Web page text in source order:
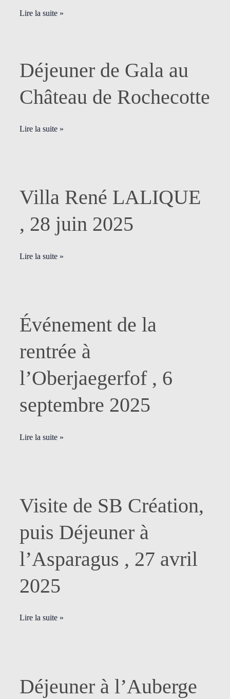
Lire la suite »
Déjeuner de Gala au
Château de Rochecotte
Déjeuner
de
Gala
au
de
Lire la suite »
Villa René LALIQUE
, 28 juin 2025
Villa
René
LALIQUE
,
juin
Lire la suite »
Événement de la
rentrée à
l’Oberjaegerfof , 6
septembre 2025
Événement
de
rentrée
à
l’Oberjaegerfof
6
2025
Lire la suite »
Visite de SB Création,
puis Déjeuner à
l’Asparagus , 27 avril
2025
Visite
de
Création,
puis
Déjeuner
l’Asparagus
27
Lire la suite »
Déjeuner à l’Auberge
Déjeuner
à